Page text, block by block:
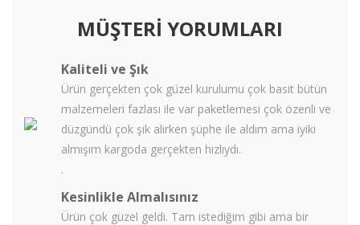
MÜŞTERİ YORUMLARI
Kaliteli ve Şık
Ürün gerçekten çok güzel kurulumu çok basit bütün
malzemeleri fazlası ile var paketlemesi çok özenli ve
düzgündü çok şık alırken şüphe ile aldım ama iyiki
almışım kargoda gerçekten hızlıydı.
.
Kesinlikle Almalısınız
Ürün çok güzel geldi. Tam istediğim gibi ama bir